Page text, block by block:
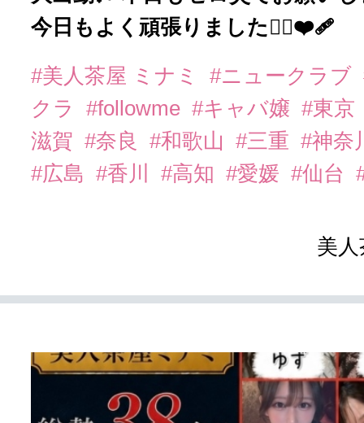
今日もよく頑張りました🙂‍↕️❤️‍🩹
#美人茶屋 ミナミ #ニュークラブ
クラ
#followme #キャバ嬢 #東京
滋賀 #奈良 #和歌山 #三重 #神奈
#広島
#香川 #高知 #愛媛 #仙台
美